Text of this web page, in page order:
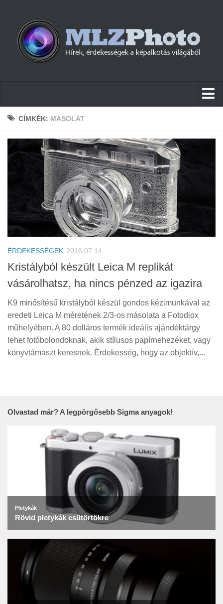
Hírek
Cikkek
Firmware
Tudástár
Tanácsok
Érdekességek
Helyszíni Riport
E-BB
CÍMKÉK: MÁSOLAT
ÉRDEKESSÉGEK 2016.07.14
Kristályból készült Leica M replikát
vásárolhatsz, ha nincs pénzed az igazira
K9 minősítésű kristályból készül gondos kézimunkával az
eredeti Leica M méretének 2/3-os másolata a Fotodiox
műhelyében. A 80 dolláros termék ideális ajándéktárgy
lehet fotóbolondoknak, akik stílusos papírnehezéket, vagy
könyvtámaszt keresnek. Érdekesség, hogy az objektív,...
Olvastad már? A legpörgősebb Sigma anyagok!